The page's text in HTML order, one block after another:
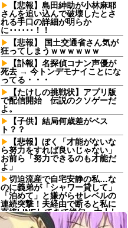
【悲報】島田紳助が小林麻耶
さんを追い込んで破壊したとさ
れる手口の詳細が明らか
に･･････！！
【悲報】 国土交通省さん気が
狂ってしまうｗｗｗｗｗｗ
【訃報】名探偵コナン声優が
死去 → 今トンデモナイことにな
ってる・・・
【たけしの挑戦状】アプリ版
で配信開始 伝説のクソゲーだ
よ。
【子供】結局何歳差がベス
ト？？
【悲報】ぼく「才能がないな
ら努力をすれば良いじゃない」
お前ら「努力できるのも才能だ
よ」
切迫流産で自宅安静の私…な
のに義弟が「シャワー貸して」
「泊めて」と嫌がらせレベルの
連続突撃！夫経由で断ると私に
直接LINEしてきて絶句←大人し
く自宅の風呂に入れよ